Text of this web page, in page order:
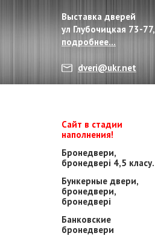
Выставка дверей
ул Глубочицкая 73-77,
подробнее...
dveri@ukr.net
Сайт в стадии
наполнения!
Бронедвери,
бронедвері 4,5 класу.
Бункерные двери,
бронедвери,
бронедвері
Банковские
бронедвери